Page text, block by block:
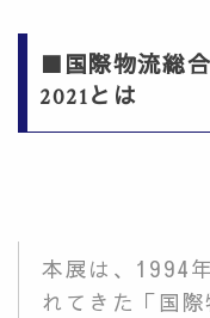
■国際物流総
2021とは
本展は、1994
れてきた「国